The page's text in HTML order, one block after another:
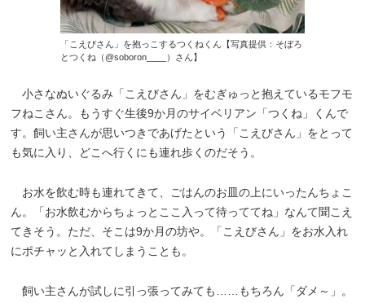
「こえびさん」を抱っこするつくねくん【写真提供：そぼろ
とつくね（@soboron____）さん】
小さなぬいぐるみ「こえびさん」をむぎゅっと抱えているモフモ
フねこさん。もうすぐ生後9か月のサイベリアン「つくね」くんで
す。飼い主さんが思いつきであげたという「こえびさん」をとって
も気に入り、どこへ行くにも連れ歩くのだそう。
お水を飲む時も連れてきて、ごはんのお皿の上にいったんちょこ
ん。「お水飲むからちょっとここ入って待っててね」なんて聞こえ
てきそう。ただ、そこは9か月の坊や。「こえびさん」をお水入れ
にポチャッと入れてしまうことも。
飼い主さんが試しに引っ張ってみても……もちろん「ダメ～」。